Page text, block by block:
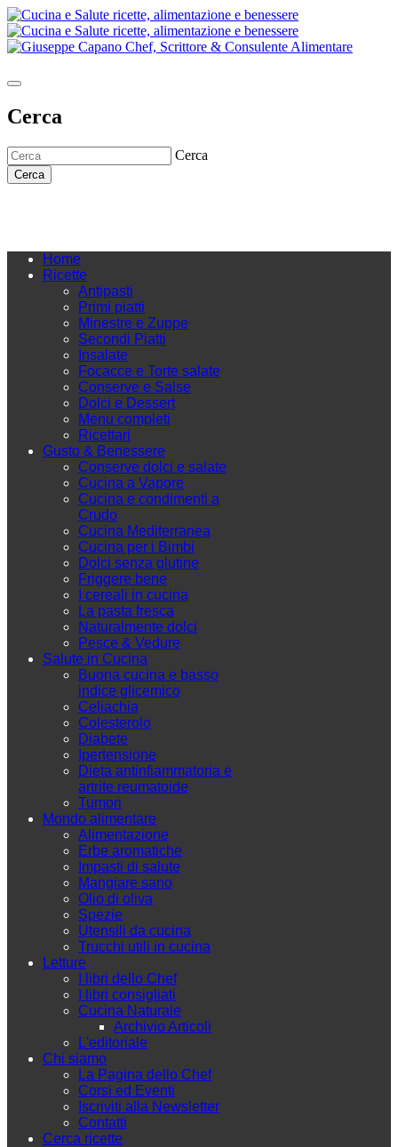
Cerca
Cerca
Cerca
Home
Ricette
Antipasti
Primi piatti
Minestre e Zuppe
Secondi Piatti
Insalate
Focacce e Torte salate
Conserve e Salse
Dolci e Dessert
Menu completi
Ricettari
Gusto & Benessere
Conserve dolci e salate
Cucina a Vapore
Cucina e condimenti a
Crudo
Cucina Mediterranea
Cucina per i Bimbi
Dolci senza glutine
Friggere bene
I cereali in cucina
La pasta fresca
Naturalmente dolci
Pesce & Vedure
Salute in Cucina
Buona cucina e basso
indice glicemico
Celiachia
Colesterolo
Diabete
Ipertensione
Dieta antinfiammatoria e
artrite reumatoide
Tumori
Mondo alimentare
Alimentazione
Erbe aromatiche
Impasti di salute
Mangiare sano
Olio di oliva
Spezie
Utensili da cucina
Trucchi utili in cucina
Letture
I libri dello Chef
I libri consigliati
Cucina Naturale
Archivio Articoli
L'editoriale
Chi siamo
La Pagina dello Chef
Corsi ed Eventi
Iscriviti alla Newsletter
Contatti
Cerca ricette